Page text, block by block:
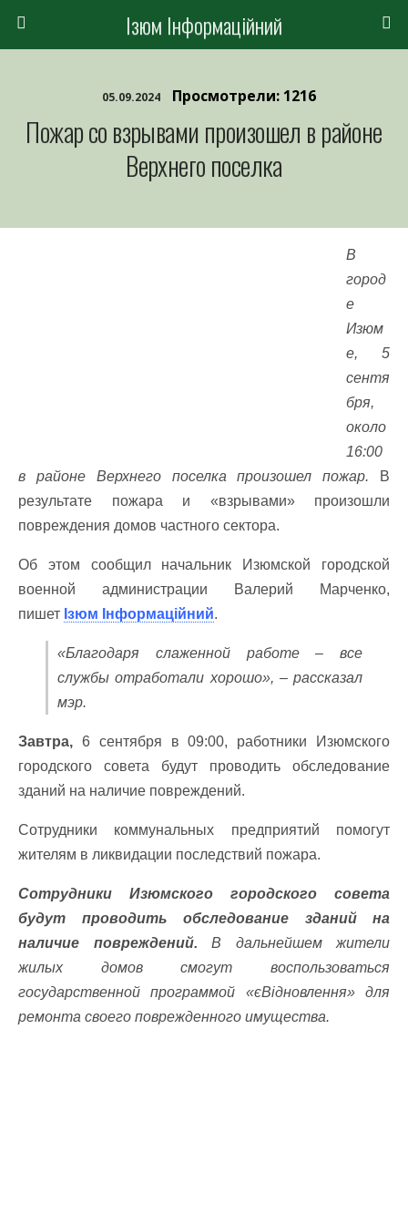
Ізюм Інформаційний
05.09.2024 Просмотрели: 1216
Пожар со взрывами произошел в районе
Верхнего поселка
В
город
е
Изюм
е, 5
сентя
бря,
около
16:00
в районе Верхнего поселка произошел пожар. В
результате пожара и «взрывами» произошли
повреждения домов частного сектора.
Об этом сообщил начальник Изюмской городской
военной администрации Валерий Марченко,
пишет Ізюм Інформаційний.
«Благодаря слаженной работе – все
службы отработали хорошо», – рассказал
мэр.
Завтра, 6 сентября в 09:00, работники Изюмского
городского совета будут проводить обследование
зданий на наличие повреждений.
Сотрудники коммунальных предприятий помогут
жителям в ликвидации последствий пожара.
Сотрудники Изюмского городского совета
будут проводить обследование зданий на
наличие повреждений. В дальнейшем жители
жилых домов смогут воспользоваться
государственной программой «єВідновлення» для
ремонта своего поврежденного имущества.